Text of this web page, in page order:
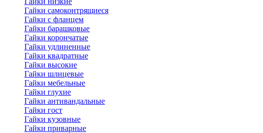
Гайки самоконтрящиеся
Гайки с фланцем
Гайки барашковые
Гайки корончатые
Гайки удлиненные
Гайки квадратные
Гайки высокие
Гайки шлицевые
Гайки мебельные
Гайки глухие
Гайки антивандальные
Гайки гост
Гайки кузовные
Гайки приварные